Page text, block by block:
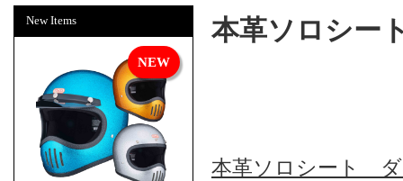
New Items 本革ソロシー
本革ソロシート